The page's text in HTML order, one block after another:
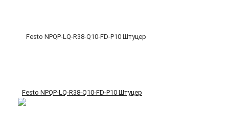
Festo NPQP-LQ-R38-Q10-FD-P10 Штуцер